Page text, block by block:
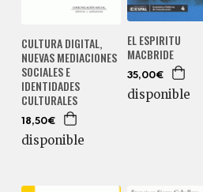
CULTURA DIGITAL,
NUEVAS MEDIACIONES
SOCIALES E
IDENTIDADES
CULTURALES
18,50€
disponible
EL ESPIRITU
MACBRIDE
35,00€
disponible